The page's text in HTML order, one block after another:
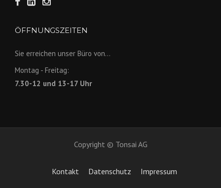
ÖFFNUNGSZEITEN
Sie erreichen unser Büro von...
Montag - Freitag:
7.30-12 und 13-17 Uhr
Copyright © Tonsai AG
Kontakt Datenschutz Impressum